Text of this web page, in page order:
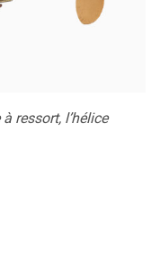
ressort, l’hélice